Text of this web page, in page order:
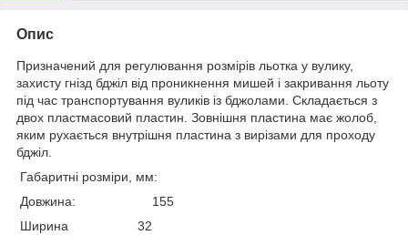
Опис
Призначений для регулювання розмірів льотка у вулику,
захисту гнізд бджіл від проникнення мишей і закривання льоту
під час транспортування вуликів із бджолами. Складається з
двох пластмасовий пластин. Зовнішня пластина має жолоб,
яким рухається внутрішня пластина з вирізами для проходу
бджіл.
Габаритні розміри, мм:
Довжина: 155
Ширина 32